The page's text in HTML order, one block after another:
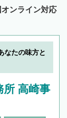
ンライン対応
なたの味方と
所 高崎事